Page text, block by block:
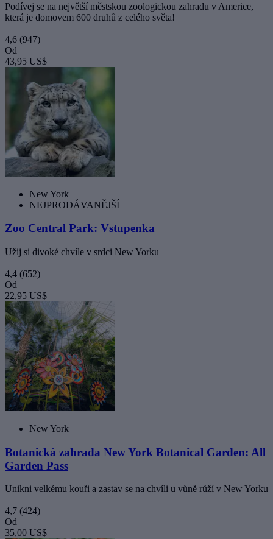
Podívej se na největší městskou zoologickou zahradu v Americe,
která je domovem 600 druhů z celého světa!
4,6 (947)
Od
43,95 US$
New York
NEJPRODÁVANĚJŠÍ
Zoo Central Park: Vstupenka
Užij si divoké chvíle v srdci New Yorku
4,4 (652)
Od
22,95 US$
New York
Botanická zahrada New York Botanical Garden: All
Garden Pass
Unikni velkému kouři a zastav se na chvíli u vůně růží v New Yorku
4,7 (424)
Od
35,00 US$